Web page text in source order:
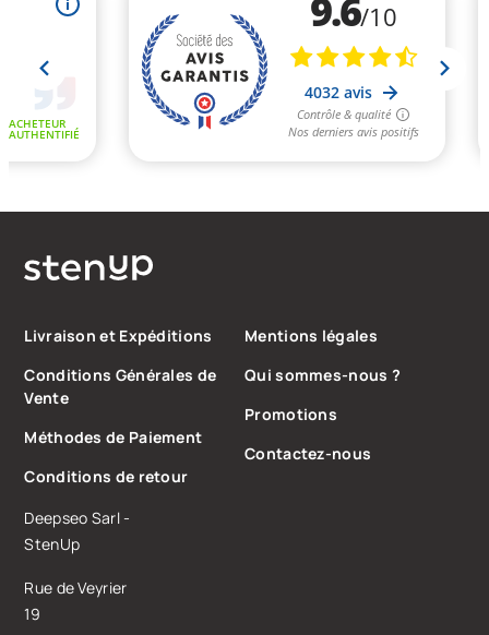
Livraison et Expéditions
Conditions Générales de
Vente
Méthodes de Paiement
Conditions de retour
Mentions légales
Qui sommes-nous ?
Promotions
Contactez-nous
Deepseo Sarl -
StenUp
Rue de Veyrier
19